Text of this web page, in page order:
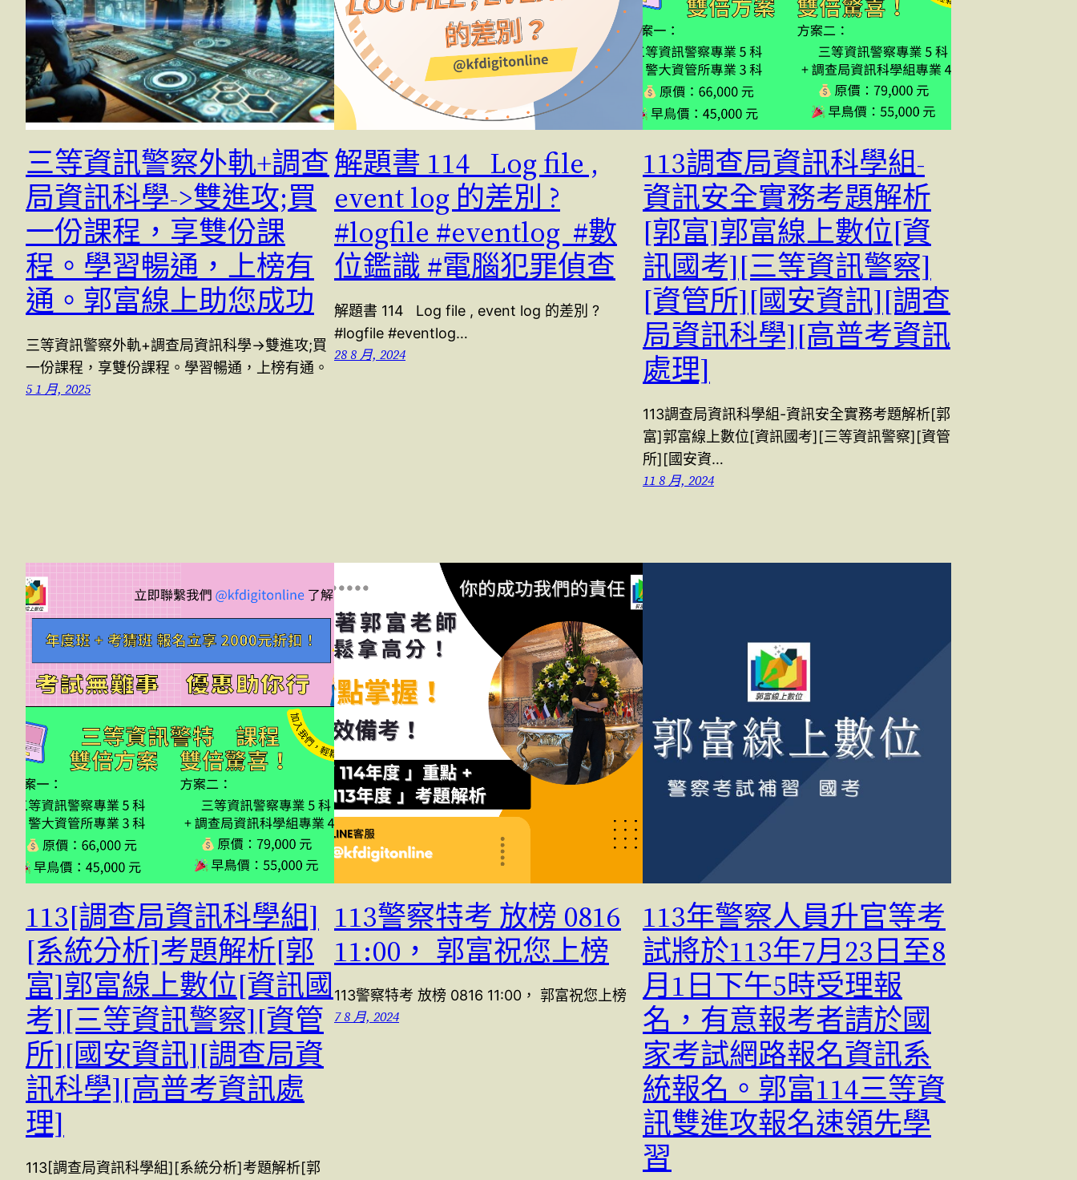
三等資訊警察外軌+調查
局資訊科學->雙進攻;買
一份課程，享雙份課
程。學習暢通，上榜有
通。郭富線上助您成功
三等資訊警察外軌+調查局資訊科學->雙進攻;買
一份課程，享雙份課程。學習暢通，上榜有通。
5 1 月, 2025
解題書 114 Log file ,
event log 的差別 ?
#logfile #eventlog #數
位鑑識 #電腦犯罪偵查
解題書 114 Log file , event log 的差別 ?
#logfile #eventlog…
28 8 月, 2024
113調查局資訊科學組-
資訊安全實務考題解析
[郭富]郭富線上數位[資
訊國考][三等資訊警察]
[資管所][國安資訊][調查
局資訊科學][高普考資訊
處理]
113調查局資訊科學組-資訊安全實務考題解析[郭
富]郭富線上數位[資訊國考][三等資訊警察][資管
所][國安資…
11 8 月, 2024
113[調查局資訊科學組]
[系統分析]考題解析[郭
富]郭富線上數位[資訊國
考][三等資訊警察][資管
所][國安資訊][調查局資
訊科學][高普考資訊處
理]
113[調查局資訊科學組][系統分析]考題解析[郭
113警察特考 放榜 0816
11:00， 郭富祝您上榜
113警察特考 放榜 0816 11:00， 郭富祝您上榜
7 8 月, 2024
113年警察人員升官等考
試將於113年7月23日至8
月1日下午5時受理報
名，有意報考者請於國
家考試網路報名資訊系
統報名。郭富114三等資
訊雙進攻報名速領先學
習